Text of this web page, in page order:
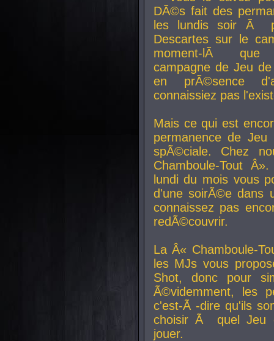
DÃ©s fait des
les lundis soir Ã
Descartes sur le
moment-lÃ que
campagne de Jeu
en prÃ©sence
connaissiez pas
Mais ce qui est
permanence de
spÃ©ciale. Chez
Chamboule-Tout
lundi du mois vous
d'une soirÃ©e dans
connaissez pas
redÃ©couvrir.
La Â« Chamboule-
les MJs vous
Shot, donc pour
Ã©videmment, les
c'est-Ã -dire qu'ils
choisir Ã quel Jeu
jouer.